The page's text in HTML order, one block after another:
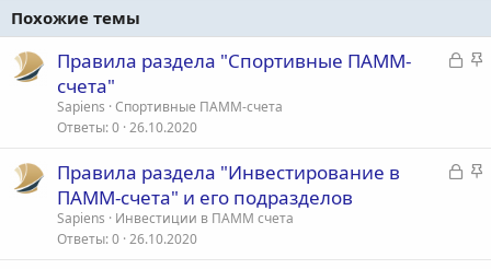
Похожие темы
З
т
З
п
Правила раздела "Спортивные ПАММ-
счета"
Sapiens Спортивные ПАММ-счета
Ответы 0 26.10.2020
З
З
Правила раздела "Инвестирование в
ПАММ-счета" и его подразделов
Sapiens
Инвестиции в ПАММ счета
Ответы 0 26.10.2020